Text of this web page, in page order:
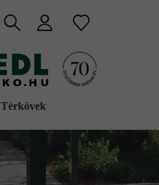
Térkövek